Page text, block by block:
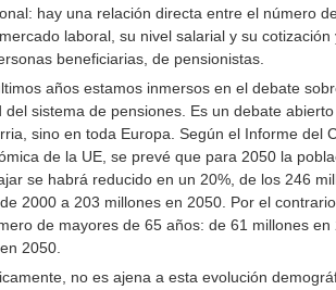
hay una relación directa entre el número
laboral, su nivel salarial y su cotización
beneficiarias, de pensionistas.
años estamos inmersos en el debate
del sistema de pensiones. Es un debate
sino en toda Europa. Según el Informe del
de la UE, se prevé que para 2050 la
se habrá reducido en un 20%, de los 246
2000 a 203 millones en 2050. Por el
de mayores de 65 años: de 61 millones en
2050.
no es ajena a esta evolución